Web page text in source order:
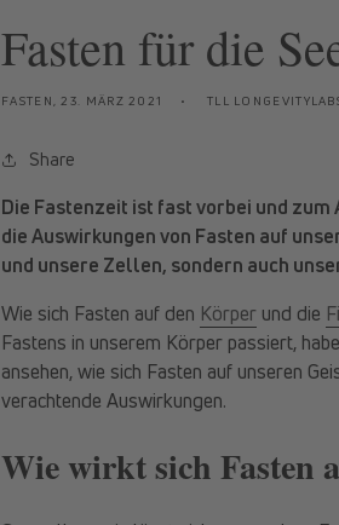
Fasten für die
FASTEN, 23. MÄRZ 2021 TLL
Share
Die Fastenzeit ist fast vorbei und
die Auswirkungen von Fasten auf
und unsere Zellen, sondern auch
Wie sich Fasten auf den Körper und die
Fastens in unserem Körper passiert,
ansehen, wie sich Fasten auf unseren
verachtende Auswirkungen.
Wie wirkt sich Fasten